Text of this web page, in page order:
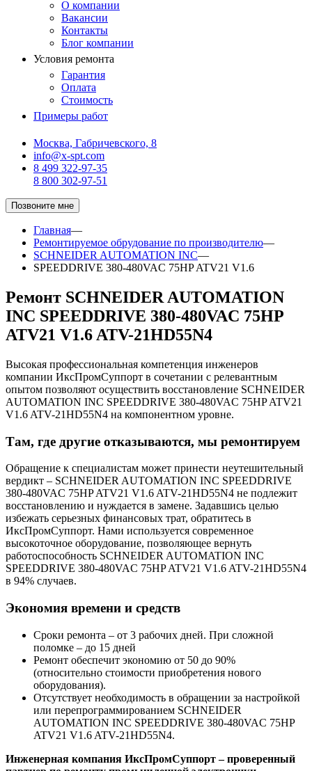
О компании
Вакансии
Контакты
Блог компании
Условия ремонта
Гарантия
Оплата
Стоимость
Примеры работ
Москва, Габричевского, 8
info@x-spt.com
8 499 322-97-35
8 800 302-97-51
Позвоните мне
Главная—
Ремонтируемое обрудование по производителю—
SCHNEIDER AUTOMATION INC—
SPEEDDRIVE 380-480VAC 75HP ATV21 V1.6
Ремонт SCHNEIDER AUTOMATION
INC SPEEDDRIVE 380-480VAC 75HP
ATV21 V1.6 ATV-21HD55N4
Высокая профессиональная компетенция инженеров
компании ИксПромСуппорт в сочетании с релевантным
опытом позволяют осуществить восстановление SCHNEIDER
AUTOMATION INC SPEEDDRIVE 380-480VAC 75HP ATV21
V1.6 ATV-21HD55N4 на компонентном уровне.
Там, где другие отказываются, мы ремонтируем
Обращение к специалистам может принести неутешительный
вердикт – SCHNEIDER AUTOMATION INC SPEEDDRIVE
380-480VAC 75HP ATV21 V1.6 ATV-21HD55N4 не подлежит
восстановлению и нуждается в замене. Задавшись целью
избежать серьезных финансовых трат, обратитесь в
ИксПромСуппорт. Нами используется современное
высокоточное оборудование, позволяющее вернуть
работоспособность SCHNEIDER AUTOMATION INC
SPEEDDRIVE 380-480VAC 75HP ATV21 V1.6 ATV-21HD55N4
в 94% случаев.
Экономия времени и средств
Сроки ремонта – от 3 рабочих дней. При сложной
поломке – до 15 дней
Ремонт обеспечит экономию от 50 до 90%
(относительно стоимости приобретения нового
оборудования).
Отсутствует необходимость в обращении за настройкой
или перепрограммированием SCHNEIDER
AUTOMATION INC SPEEDDRIVE 380-480VAC 75HP
ATV21 V1.6 ATV-21HD55N4.
Инженерная компания ИксПромСуппорт – проверенный